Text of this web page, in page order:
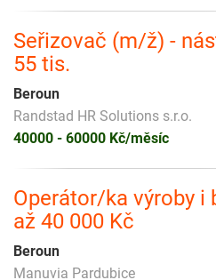
Seřizovač (m/ž) -
55 tis.
Beroun
Randstad HR Solutions s.r.o.
40000 - 60000 Kč/měsíc
Operátor/ka výroby i
až 40 000 Kč
Beroun
Manuvia Pardubice